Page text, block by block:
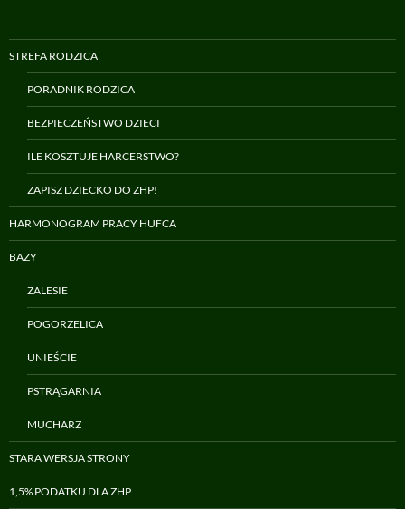
STREFA RODZICA
PORADNIK RODZICA
BEZPIECZEŃSTWO DZIECI
ILE KOSZTUJE HARCERSTWO?
ZAPISZ DZIECKO DO ZHP!
HARMONOGRAM PRACY HUFCA
BAZY
ZALESIE
POGORZELICA
UNIEŚCIE
PSTRĄGARNIA
MUCHARZ
STARA WERSJA STRONY
1,5% PODATKU DLA ZHP